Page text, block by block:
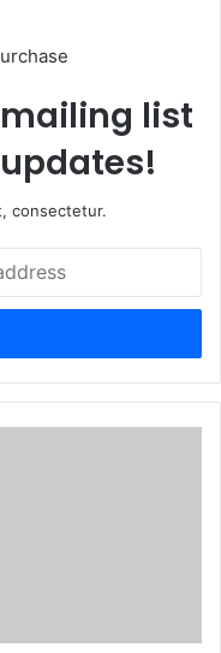
list
consectetur.